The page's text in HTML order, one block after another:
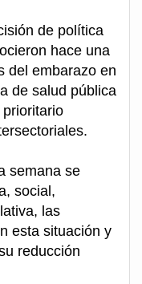
de política
hace una
del embarazo en
de salud pública
semana se
social,
las
esta situación y
reducción